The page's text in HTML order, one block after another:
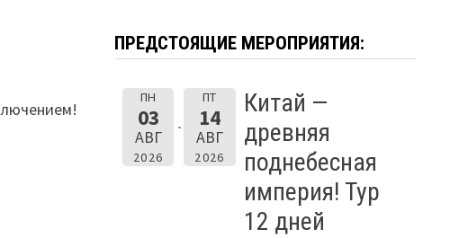
ПРЕДСТОЯЩИЕ МЕРОПРИЯТИЯ:
ПН
03
АВГ
2026
ПТ
14
АВГ
2026
Китай —
древняя
поднебесная
империя! Тур
12 дней